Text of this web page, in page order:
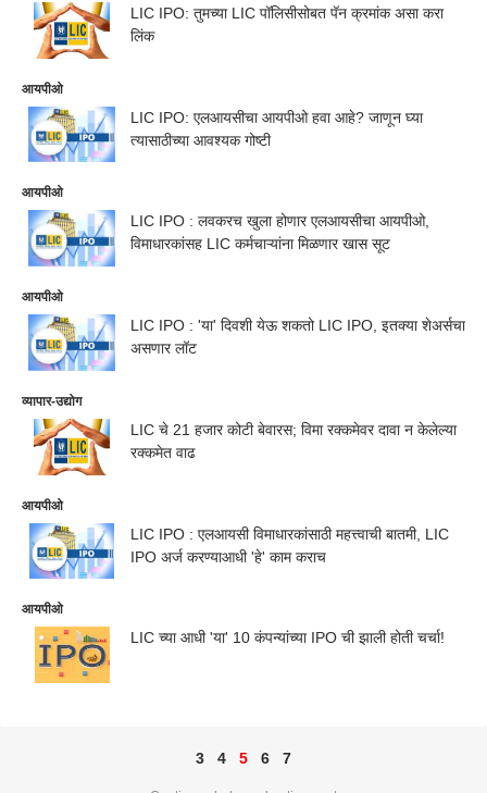
LIC IPO: तुमच्या LIC पॉलिसीसोबत पॅन क्रमांक असा करा
लिंक
आयपीओ
LIC IPO: एलआयसीचा आयपीओ हवा आहे? जाणून घ्या
त्यासाठीच्या आवश्यक गोष्टी
आयपीओ
LIC IPO : लवकरच खुला होणार एलआयसीचा आयपीओ,
विमाधारकांसह LIC कर्मचाऱ्यांना मिळणार खास सूट
आयपीओ
LIC IPO : 'या' दिवशी येऊ शकतो LIC IPO, इतक्या शेअर्सचा
असणार लॉट
व्यापार-उद्योग
LIC चे 21 हजार कोटी बेवारस; विमा रक्कमेवर दावा न केलेल्या
रक्कमेत वाढ
आयपीओ
LIC IPO : एलआयसी विमाधारकांसाठी महत्त्वाची बातमी, LIC
IPO अर्ज करण्याआधी 'हे' काम कराच
आयपीओ
LIC च्या आधी 'या' 10 कंपन्यांच्या IPO ची झाली होती चर्चा!
3 4 5 6 7